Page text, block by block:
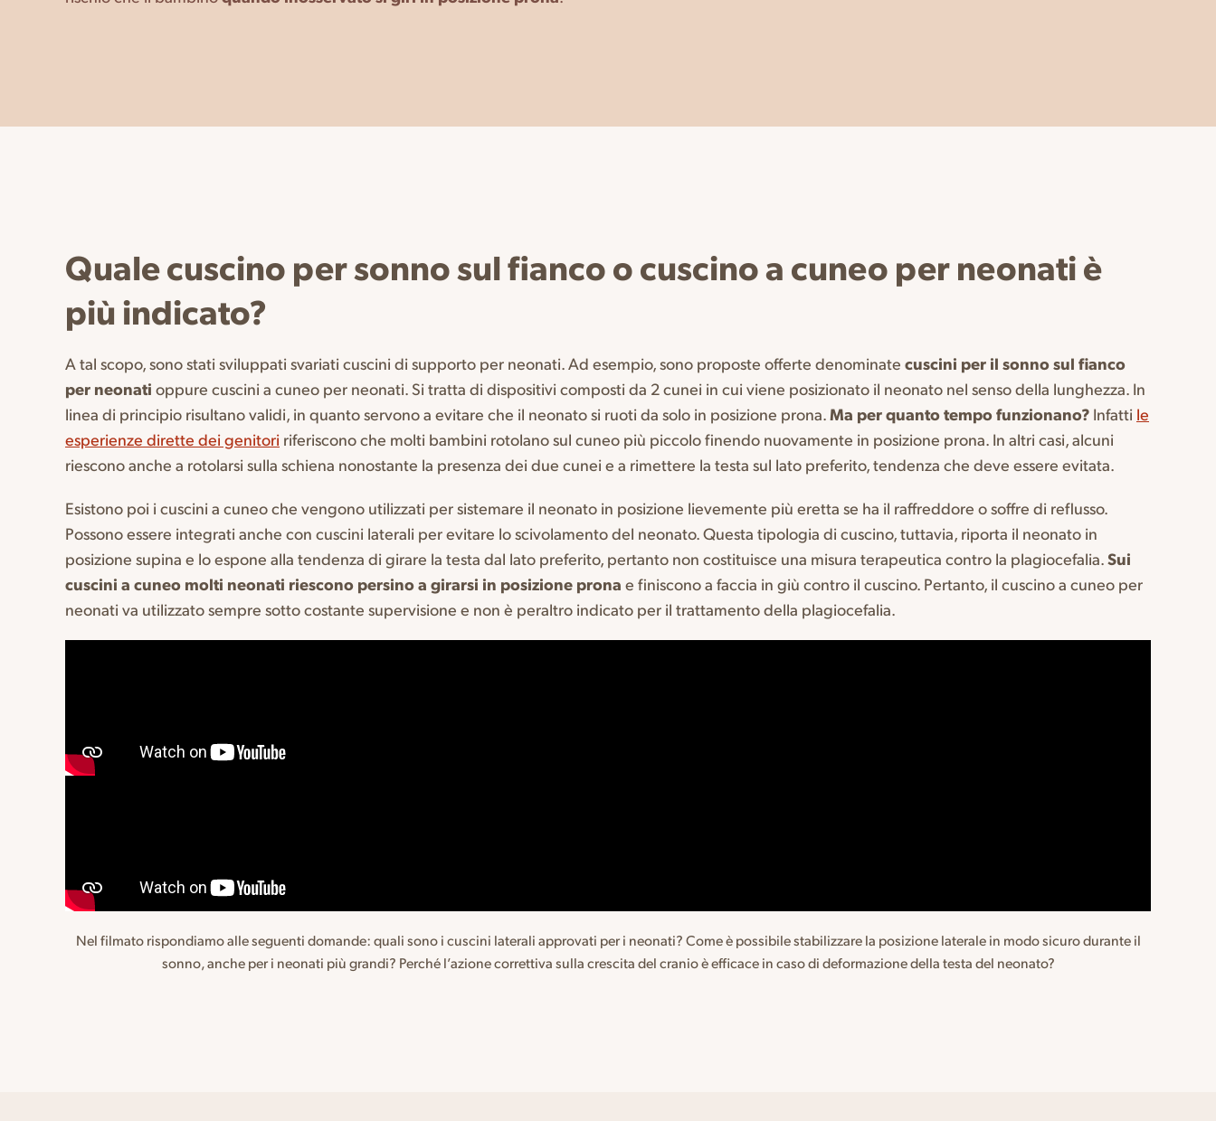
Quale cuscino per sonno sul fianco o cuscino a cuneo per neonati è
più indicato?
A tal scopo, sono stati sviluppati svariati cuscini di supporto per neonati. Ad esempio, sono proposte offerte denominate cuscini per il sonno sul fianco
per neonati oppure cuscini a cuneo per neonati. Si tratta di dispositivi composti da 2 cunei in cui viene posizionato il neonato nel senso della lunghezza. In
linea di principio risultano validi, in quanto servono a evitare che il neonato si ruoti da solo in posizione prona.Ma per quanto tempo funzionano? Infatti le
esperienze dirette dei genitori riferiscono che molti bambini rotolano sul cuneo più piccolo finendo nuovamente in posizione prona. In altri casi, alcuni
riescono anche a rotolarsi sulla schiena nonostante la presenza dei due cunei e a rimettere la testa sul lato preferito, tendenza che deve essere evitata.
Esistono poi i cuscini a cuneo che vengono utilizzati per sistemare il neonato in posizione lievemente più eretta se ha il raffreddore o soffre di reflusso.
Possono essere integrati anche con cuscini laterali per evitare lo scivolamento del neonato. Questa tipologia di cuscino, tuttavia, riporta il neonato in
posizione supina e lo espone alla tendenza di girare la testa dal lato preferito, pertanto non costituisce una misura terapeutica contro la plagiocefalia.Sui
cuscini a cuneo molti neonati riescono persino a girarsi in posizione prona e finiscono a faccia in giù contro il cuscino. Pertanto, il cuscino a cuneo per
neonati va utilizzato sempre sotto costante supervisione e non è peraltro indicato per il trattamento della plagiocefalia.
Nel filmato rispondiamo alle seguenti domande: quali sono i cuscini laterali approvati per i neonati? Come è possibile stabilizzare la posizione laterale in modo sicuro durante il
sonno, anche per i neonati più grandi? Perché l’azione correttiva sulla crescita del cranio è efficace in caso di deformazione della testa del neonato?